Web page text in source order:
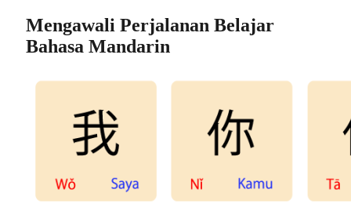
Mengawali Perjalanan Belajar
Bahasa Mandarin